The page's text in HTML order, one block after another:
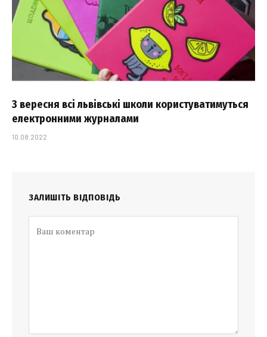
З вересня всі львівські школи користуватимуться
електронними журналами
10.08.2022
ЗАЛИШІТЬ ВІДПОВІДЬ